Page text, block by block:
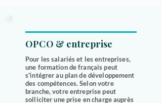
OPCO & entreprise
Pour les salariés et les entreprises,
une formation de français peut
s'intégrer au plan de développement
des compétences. Selon votre
branche, votre entreprise peut
solliciter une prise en charge auprès